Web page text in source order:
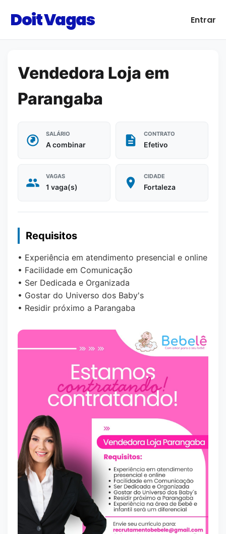
Doit Vagas Entrar
Vendedora Loja em
Parangaba
SALÁRIO
A combinar
CONTRATO
Efetivo
VAGAS
1 vaga(s)
CIDADE
Fortaleza
Requisitos
• Experiência em atendimento presencial e online
• Facilidade em Comunicação
• Ser Dedicada e Organizada
• Gostar do Universo dos Baby's
• Residir próximo a Parangaba